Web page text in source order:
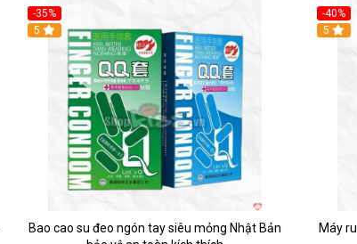
-35%
Hot
5
Bao cao su đeo ngón tay siêu mỏng Nhật Bản
-40%
Hot
5
Máy